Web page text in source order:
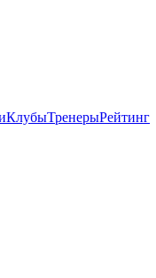
КлубыТренерыРейтинг